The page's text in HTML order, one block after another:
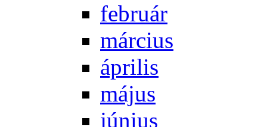
feb­ru­ár
már­ci­us
áp­ri­lis
má­jus
jú­ni­us